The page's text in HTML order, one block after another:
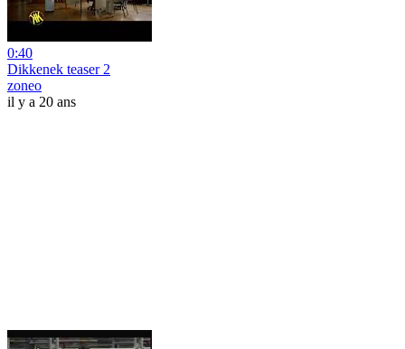
0:40
Dikkenek teaser 2
zoneo
il y a 20 ans